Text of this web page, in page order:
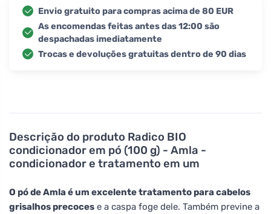
Descrição do produto Radico BIO
condicionador em pó (100 g) - Amla -
condicionador e tratamento em um
O pó de Amla é um excelente tratamento para cabelos
grisalhos precoces e a caspa foge dele. Também previne a
Envio gratuito para compras acima de 80 EUR
As encomendas feitas antes das 12:00 são
despachadas imediatamente
Trocas e devoluções gratuitas dentro de 90 dias